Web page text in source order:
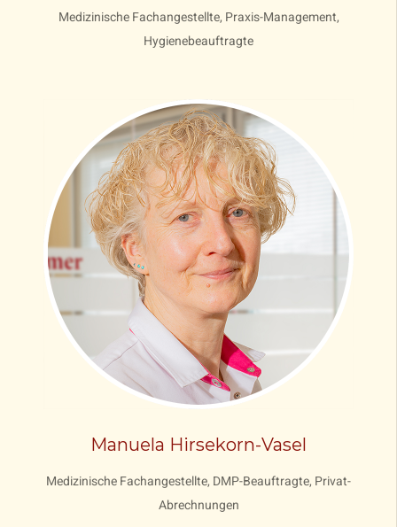
Medizinische Fachangestellte, Praxis-Management,
Hygienebeauftragte
Manuela Hirsekorn-Vasel
Medizinische Fachangestellte, DMP-Beauftragte, Privat-
Abrechnungen